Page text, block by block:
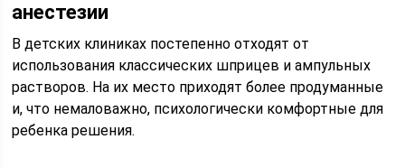
анестезии
В детских клиниках постепенно отходят от
использования классических шприцев и ампульных
растворов. На их место приходят более продуманные
и, что немаловажно, психологически комфортные для
ребенка решения.